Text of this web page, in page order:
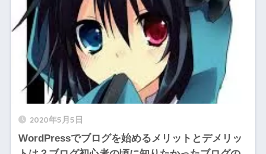
2020年5月5日
WordPressでブログを始めるメリットとデメリッ